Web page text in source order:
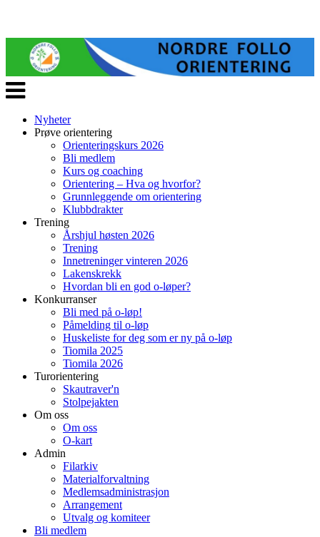
Veksle
navigasjon
Nyheter
Prøve orientering
Orienteringskurs 2026
Bli medlem
Kurs og coaching
Orientering – Hva og hvorfor?
Grunnleggende om orientering
Klubbdrakter
Trening
Årshjul høsten 2026
Trening
Innetreninger vinteren 2026
Lakenskrekk
Hvordan bli en god o-løper?
Konkurranser
Bli med på o-løp!
Påmelding til o-løp
Huskeliste for deg som er ny på o-løp
Tiomila 2025
Tiomila 2026
Turorientering
Skautraver'n
Stolpejakten
Om oss
Om oss
O-kart
Admin
Filarkiv
Materialforvaltning
Medlemsadministrasjon
Arrangement
Utvalg og komiteer
Bli medlem